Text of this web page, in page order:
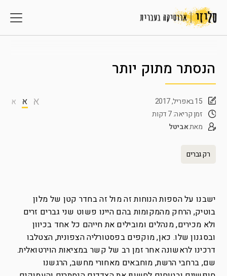
הנסתר מתוק יותר
א א א
15 באפריל, 2017
זמן קריאה: 7 דקות
מאתאביטל
רק גברים
ישבנו על הספות הנוחות זה מול זה בחדר קטן של מלון
בוטיק, הרחק מהמקומות בהם היינו פשוט שני גברים זרים
ולא מכירים, מנהלים ומובילים את חייהם כל אחד בכיוון
ובסגנון שלו. כאן, מוקפים בפסטורליה הצפונית, הצטלבו
דרכינו לראשונה אחר זמן רב של קשר במציאות הוירטואלית.
שם, ברחבי הרשת, מוחבאים מאחורי מחשב, הרגשנו